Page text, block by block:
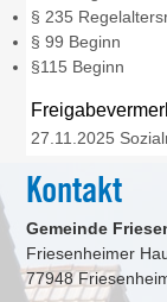
§ 235
§ 99 Beginn
§115 Beginn
27.11.2025
Kontakt
Gemeinde
Friesenheimer
77948